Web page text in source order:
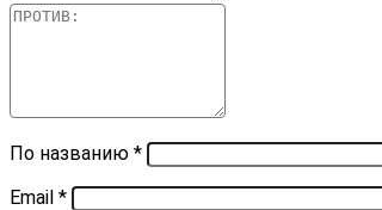
По названию *
Email *